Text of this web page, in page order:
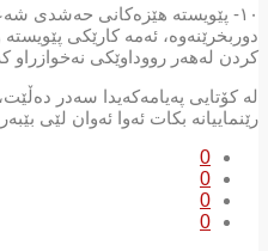
١٠- پێویستە هێزەکانی حەشدی
دوربخرێنەوە، ئەمە کارێکی
کردن لەهەر رووداوێکی
لە کۆتایی پەیامەکەیدا سەدر
رێنماییانە بکات ئەوا ئەوان لێی
0
0
0
0